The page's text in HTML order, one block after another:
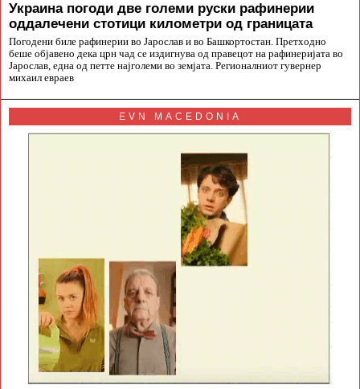
Украина погоди две големи руски рафинерии
оддалечени стотици километри од границата
Погодени биле рафинерии во Јарослав и во Башкортостан. Претходно
беше објавено дека црн чад се издигнува од правецот на рафинеријата во
Јарослав, една од петте најголеми во земјата. Регионалниот гувернер
михаил евраев
EVN MACEDONIA